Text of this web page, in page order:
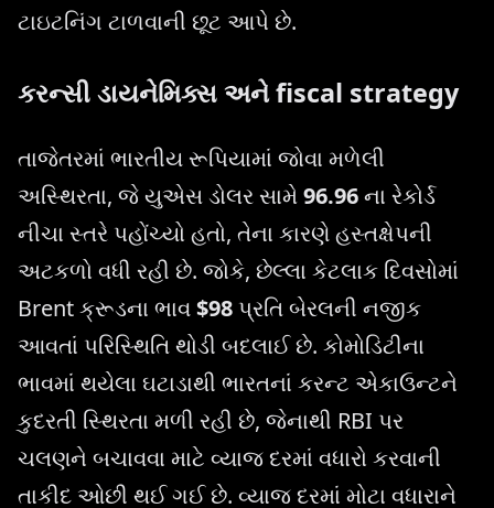
ટાઇટનિંગ ટાળવાની છૂટ આપે છે.
કરન્સી ડાયનેમિક્સ અને fiscal strategy
તાજેતરમાં ભારતીય રૂપિયામાં જોવા મળેલી
અસ્થિરતા, જે યુએસ ડોલર સામે96.96ના રેકોર્ડ
નીચા સ્તરે પહોંચ્યો હતો, તેના કારણે હસ્તક્ષેપની
અટકળો વધી રહી છે. જોકે, છેલ્લા કેટલાક દિવસોમાં
Brent ક્રૂડના ભાવ$98પ્રતિ બેરલની નજીક
આવતાં પરિસ્થિતિ થોડી બદલાઈ છે. કોમોડિટીના
ભાવમાં થયેલા ઘટાડાથી ભારતનાં કરન્ટ એકાઉન્ટને
કુદરતી સ્થિરતા મળી રહી છે, જેનાથી RBI પર
ચલણને બચાવવા માટે વ્યાજ દરમાં વધારો કરવાની
તાકીદ ઓછી થઈ ગઈ છે. વ્યાજ દરમાં મોટા વધારાને